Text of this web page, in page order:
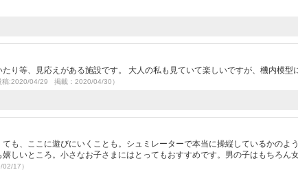
り等、見応えがある施設です。 大人の私も見ていて楽しいですが、機内模型
稿:2020/04/29 掲載：2020/04/30）
も、ここに遊びにいくことも。シュミレーターで本当に操縦しているかのよ
しいところ。小さなお子さまにはとってもおすすめです。男の子はもちろん
17）